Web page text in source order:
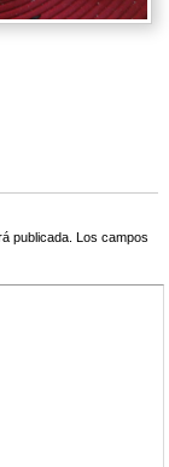
publicada. Los campos